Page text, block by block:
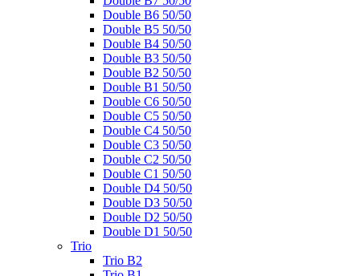
Double B6 50/50
Double B5 50/50
Double B4 50/50
Double B3 50/50
Double B2 50/50
Double B1 50/50
Double C6 50/50
Double C5 50/50
Double C4 50/50
Double C3 50/50
Double C2 50/50
Double C1 50/50
Double D4 50/50
Double D3 50/50
Double D2 50/50
Double D1 50/50
Trio
Trio B2